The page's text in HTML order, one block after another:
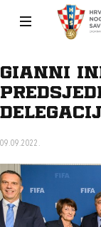
Gianni
09.09.2022.